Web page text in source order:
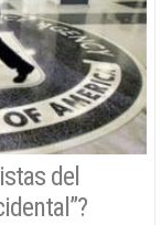
del